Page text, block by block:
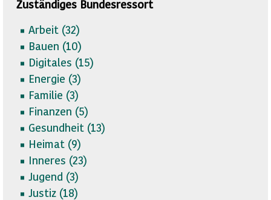
Zuständiges Bundesressort
Arbeit (32)
Bauen (10)
Digitales (15)
Energie (3)
Familie (3)
Finanzen (5)
Gesundheit (13)
Heimat (9)
Inneres (23)
Jugend (3)
Justiz (18)